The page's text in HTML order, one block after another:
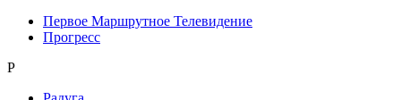
Первое Маршрутное Телевидение
Прогресс
Р